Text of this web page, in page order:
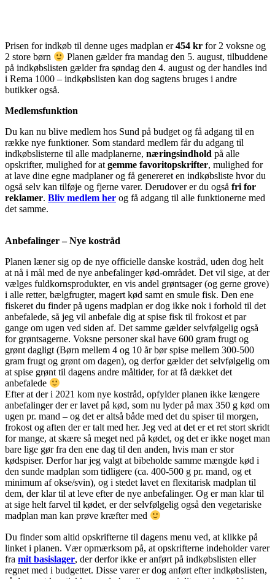
Prisen for indkøb til denne uges madplan er454 kr for 2 voksne og
2 store børn
Planen gælder fra mandag den 5. august, tilbuddene
på indkøbslisten gælder fra søndag den 4. august og der handles ind
i Rema 1000 – indkøbslisten kan dog sagtens bruges i andre
butikker også.
Medlemsfunktion
Du kan nu blive medlem hos Sund på budget og få adgang til en
række nye funktioner. Som standard medlem får du adgang til
indkøbslisterne til alle madplanerne, næringsindhold på alle
opskrifter, mulighed for at gemme favoritopskrifter, mulighed for
at lave dine egne madplaner og få genereret en indkøbsliste hvor du
også selv kan tilføje og fjerne varer. Derudover er du også fri for
reklamer. Bliv medlem her og få adgang til alle funktionerne med
det samme.
Anbefalinger – Nye kostråd
Planen læner sig op de nye officielle danske kostråd, uden dog helt
at nå i mål med de nye anbefalinger kød-området. Det vil sige, at der
vælges fuldkornsprodukter, en vis andel grøntsager (og gerne grove)
i alle retter, bælgfrugter, magert kød samt en smule fisk. Den ene
fiskeret du finder på ugens madplan er dog ikke nok i forhold til det
anbefalede, så jeg vil anbefale dig at spise fisk til frokost et par
gange om ugen ved siden af. Det samme gælder selvfølgelig også
for grøntsagerne. Voksne personer skal have 600 gram frugt og
grønt dagligt (Børn mellem 4 og 10 år bør spise mellem 300-500
gram frugt og grønt om dagen), og derfor gælder det selvfølgelig om
at spise grønt til dagens andre måltider, for at få dækket det
anbefalede
Efter at der i 2021 kom nye kostråd, opfylder planen ikke længere
anbefalinger der er lavet på kød, som nu lyder på max 350 g kød om
ugen pr. mand – og det er altså både med det du spiser til morgen,
frokost og aften der er talt med her. Jeg ved at det er et ret stort skridt
for mange, at skære så meget ned på kødet, og det er ikke noget man
bare lige gør fra den ene dag til den anden, hvis man er stor
kødspiser. Derfor har jeg valgt at bibeholde samme mængde kød i
den sunde madplan som tidligere (ca. 400-500 g pr. mand, og et
minimum af okse/svin), og i stedet lavet en flexitarisk madplan til
dem, der klar til at leve efter de nye anbefalinger. Og er man klar til
at sige helt farvel til kødet, er der selvfølgelig også den vegetariske
madplan man kan prøve kræfter med
Du finder som altid opskrifterne til dagens menu ved, at klikke på
linket i planen. Vær opmærksom på, at opskrifterne indeholder varer
fra mit basislager, der derfor ikke er anført på indkøbslisten eller
regnet med i budgettet. Disse varer er dog anført efter indkøbslisten,